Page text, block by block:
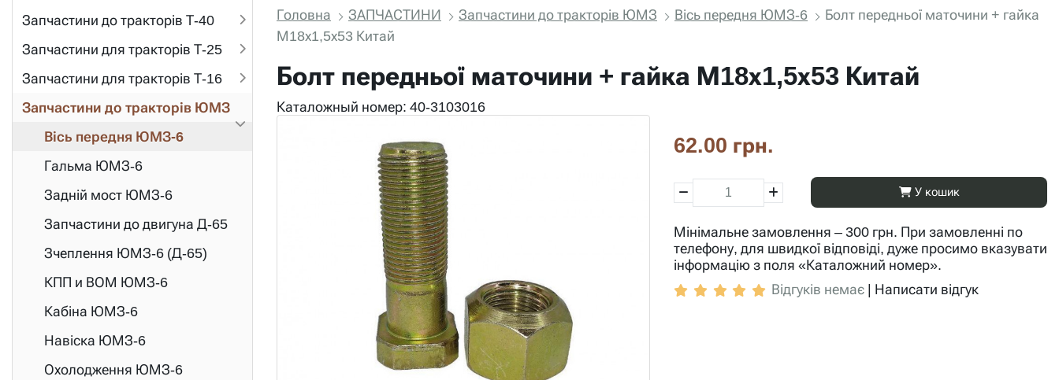
Запчастини до тракторів Т-40
Запчастини для тракторів Т-25
Запчастини для тракторів Т-16
Запчастини до тракторів ЮМЗ
Вісь передня ЮМЗ-6
Гальма ЮМЗ-6
Задній мост ЮМЗ-6
Запчастини до двигуна Д-65
Зчеплення ЮМЗ-6 (Д-65)
КПП и ВОМ ЮМЗ-6
Кабіна ЮМЗ-6
Навіска ЮМЗ-6
Охолодження ЮМЗ-6
Головна ЗАПЧАСТИНИ Запчастини до тракторів ЮМЗ Вісь передня ЮМЗ-6
Болт передньої маточини + гайка
М18х1,5х53 Китай
Болт передньої маточини + гайка М18х1,5х53 Китай
Каталожный номер: 40-3103016
62.00 грн.
У кошик
Мінімальне замовлення – 300 грн. При замовленні по
телефону, для швидкої відповіді, дуже просимо вказувати
інформацію з поля «Каталожний номер».
Відгуків немає | Написати відгук